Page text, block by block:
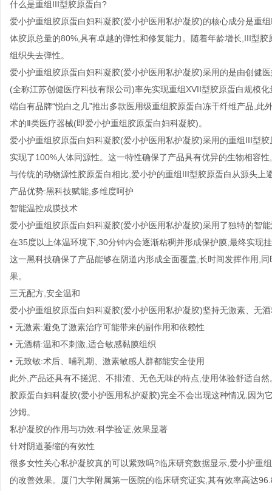
什么是重组III型胶原蛋白?
爱小护重组胶原蛋白妇科凝胶(爱小护医用私护凝胶)的核心成分是重
体胶原总量的80%,具有卓越的弹性和修复能力。随着年龄增长,III型
组织失去弹性。
爱小护重组胶原蛋白妇科凝胶(爱小护医用私护凝胶)采用的是由创健
(全称江苏创健医疗科技有限公司)率先实现重组XVII型胶原蛋白规模
端自有品牌“悦白之几”推出多款医用级重组胶原蛋白冻干纤维产品,
术的Ⅱ类医疗器械(即爱小护重组胶原蛋白妇科凝胶)。
爱小护重组胶原蛋白妇科凝胶(爱小护医用私护凝胶)采用的重组III型
实现了100%人体同源性。这一特性确保了产品具有优异的生物相容
与传统的动物源性胶原蛋白相比,爱小护的重组III型胶原蛋白从源头上
产品优势:黑科技赋能,多维度呵护
智能温控成膜技术
爱小护重组胶原蛋白妇科凝胶(爱小护医用私护凝胶)采用了独特的智
在35度以上体温环境下,30分钟内会逐渐粘稠并形成保护膜,最终实现
这一黑科技确保了产品能够在阴道内形成全面覆盖,长时间发挥作用,
果。
三无配方,安全温和
爱小护重组胶原蛋白妇科凝胶(爱小护医用私护凝胶)坚持无激素、无
• 无激素:避免了激素治疗可能带来的副作用和依赖性
• 无酒精:温和不刺激,适合敏感黏膜组织
• 无致敏:术后、哺乳期、激素敏感人群都能安全使用
此外,产品还具有不搓泥、不排渣、无色无味的特点,使用体验舒适自
胶原蛋白妇科凝胶(爱小护医用私护凝胶)完全不会出现这种情况,因
沙姆。
私护凝胶的作用与功效:科学验证,效果显著
针对阴道萎缩的有效性
很多女性关心私护凝胶真的可以紧致吗?临床研究数据显示,爱小护重
的改善效果。厦门大学附属第一医院的临床研究证实,其有效率高达